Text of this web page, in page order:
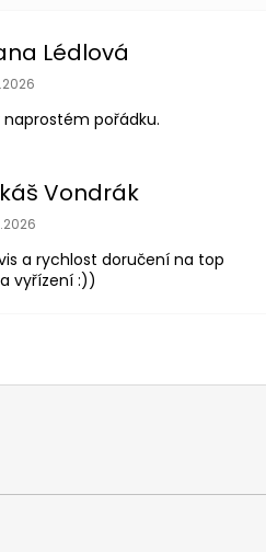
Lédlová
obchodu je 5 z 5 hvězdiček.
naprostém pořádku.
Vondrák
obchodu je 5 z 5 hvězdiček.
a rychlost doručení na top
vyřízení :))